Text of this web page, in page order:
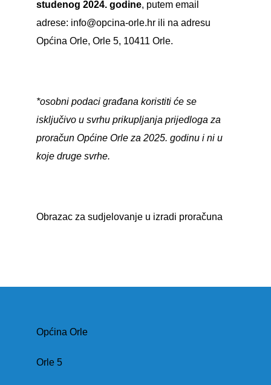
studenog 2024. godine, putem email
adrese: info@opcina-orle.hrili na adresu
Općina Orle, Orle 5, 10411 Orle.
*osobni podaci građana koristiti će se
isključivo u svrhu prikupljanja prijedloga za
proračun Općine Orle za 2025. godinu i ni u
koje druge svrhe.
Obrazac za sudjelovanje u izradi proračuna
Općina Orle
Orle 5